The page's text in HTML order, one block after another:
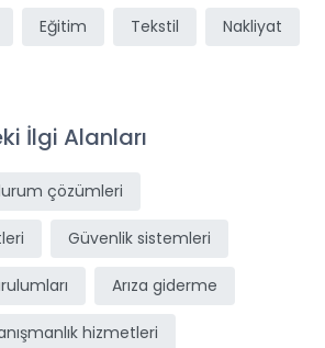
Eğitim Tekstil Nakliyat
İlgi Alanları
çözümleri
Güvenlik sistemleri
Arıza giderme
hizmetleri